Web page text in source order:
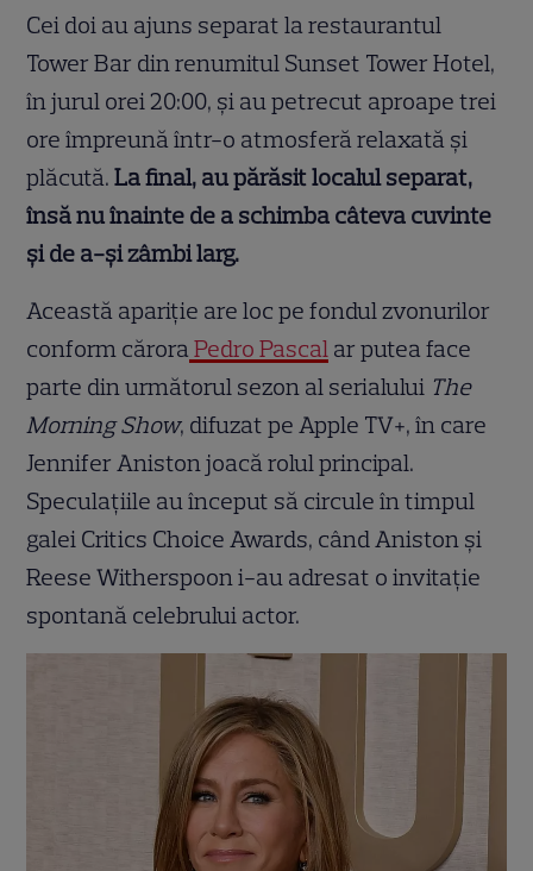
Cei doi au ajuns separat la restaurantul
Tower Bar din renumitul Sunset Tower Hotel,
în jurul orei 20:00, și au petrecut aproape trei
ore împreună într-o atmosferă relaxată și
plăcută. La final, au părăsit localul separat,
însă nu înainte de a schimba câteva cuvinte
și de a-și zâmbi larg.
Această apariție are loc pe fondul zvonurilor
conform căroraPedro Pascal ar putea face
parte din următorul sezon al serialului The
Morning Show, difuzat pe Apple TV+, în care
Jennifer Aniston joacă rolul principal.
Speculațiile au început să circule în timpul
galei Critics Choice Awards, când Aniston și
Reese Witherspoon i-au adresat o invitație
spontană celebrului actor.